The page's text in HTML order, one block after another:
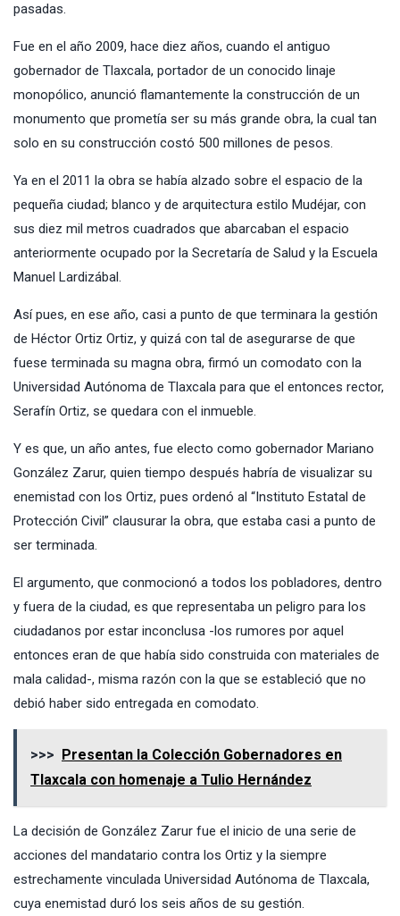
pasadas.
Fue en el año 2009, hace diez años, cuando el antiguo
gobernador de Tlaxcala, portador de un conocido linaje
monopólico, anunció flamantemente la construcción de un
monumento que prometía ser su más grande obra, la cual tan
solo en su construcción costó 500 millones de pesos.
Ya en el 2011 la obra se había alzado sobre el espacio de la
pequeña ciudad; blanco y de arquitectura estilo Mudéjar, con
sus diez mil metros cuadrados que abarcaban el espacio
anteriormente ocupado por la Secretaría de Salud y la Escuela
Manuel Lardizábal.
Así pues, en ese año, casi a punto de que terminara la gestión
de Héctor Ortiz Ortiz, y quizá con tal de asegurarse de que
fuese terminada su magna obra, firmó un comodato con la
Universidad Autónoma de Tlaxcala para que el entonces rector,
Serafín Ortiz, se quedara con el inmueble.
Y es que, un año antes, fue electo como gobernador Mariano
González Zarur, quien tiempo después habría de visualizar su
enemistad con los Ortiz, pues ordenó al “Instituto Estatal de
Protección Civil” clausurar la obra, que estaba casi a punto de
ser terminada.
El argumento, que conmocionó a todos los pobladores, dentro
y fuera de la ciudad, es que representaba un peligro para los
ciudadanos por estar inconclusa -los rumores por aquel
entonces eran de que había sido construida con materiales de
mala calidad-, misma razón con la que se estableció que no
debió haber sido entregada en comodato.
>>> Presentan la Colección Gobernadores en
Tlaxcala con homenaje a Tulio Hernández
La decisión de González Zarur fue el inicio de una serie de
acciones del mandatario contra los Ortiz y la siempre
estrechamente vinculada Universidad Autónoma de Tlaxcala,
cuya enemistad duró los seis años de su gestión.